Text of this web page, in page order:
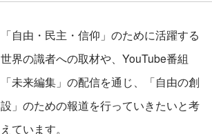
「自由・民主・信仰」のために活躍する
世界の識者への取材や、YouTube番組
「未来編集」の配信を通じ、「自由の創
設」のための報道を行っていきたいと考
えています。